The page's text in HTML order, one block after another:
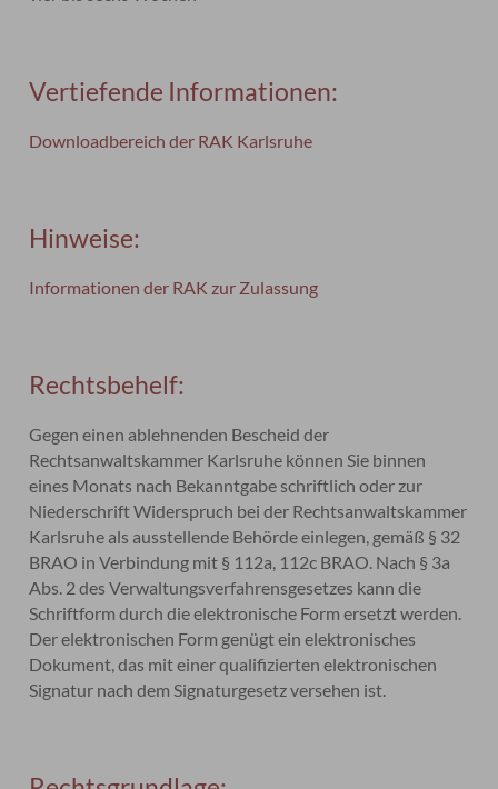
Vertiefende Informationen:
Downloadbereich der RAK Karlsruhe
Hinweise:
Informationen der RAK zur Zulassung
Rechtsbehelf:
Gegen einen ablehnenden Bescheid der
Rechtsanwaltskammer Karlsruhe können Sie binnen
eines Monats nach Bekanntgabe schriftlich oder zur
Niederschrift Widerspruch bei der Rechtsanwaltskammer
Karlsruhe als ausstellende Behörde einlegen, gemäß § 32
BRAO in Verbindung mit § 112a, 112c BRAO. Nach § 3a
Abs. 2 des Verwaltungsverfahrensgesetzes kann die
Schriftform durch die elektronische Form ersetzt werden.
Der elektronischen Form genügt ein elektronisches
Dokument, das mit einer qualifizierten elektronischen
Signatur nach dem Signaturgesetz versehen ist.